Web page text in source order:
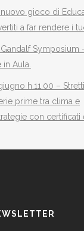
gioco di
a far rendere i
Symposium
in Aula.
h.11.00 –
prime tra clima e
con certificati